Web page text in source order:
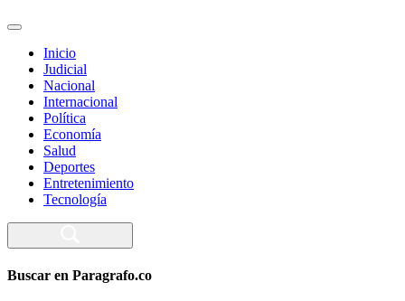
Inicio
Judicial
Nacional
Internacional
Política
Economía
Salud
Deportes
Entretenimiento
Tecnología
Buscar en Paragrafo.co